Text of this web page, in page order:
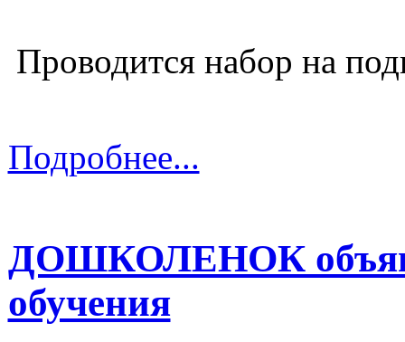
Проводится набор на
Подробнее...
ДОШКОЛЕНОК
обучения